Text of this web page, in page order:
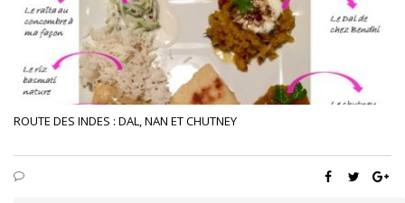
ROUTE DES INDES : DAL, NAN ET CHUTNEY